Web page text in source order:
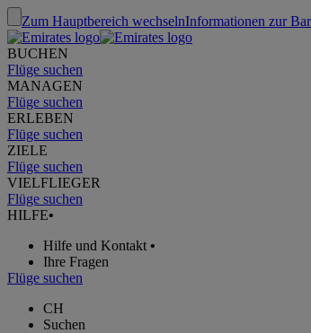
Zum Hauptbereich wechselnInformationen zur
BUCHEN
Flüge suchen
MANAGEN
Flüge suchen
ERLEBEN
Flüge suchen
ZIELE
Flüge suchen
VIELFLIEGER
Flüge suchen
HILFE•
Hilfe und Kontakt •
Ihre Fragen
Flüge suchen
CH
Suchen